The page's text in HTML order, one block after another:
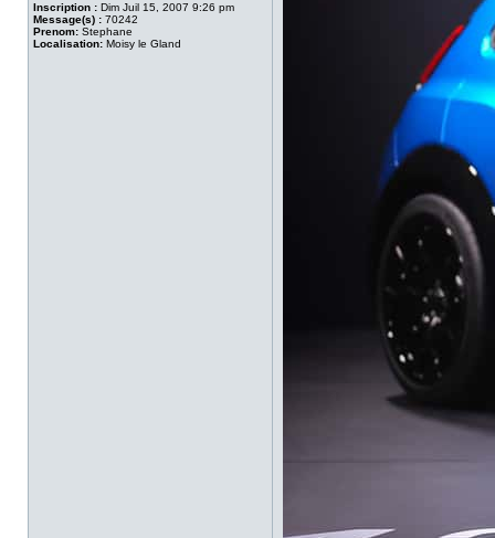
Inscription : Dim Juil 15, 2007 9:26 pm
Message(s) : 70242
Prenom: Stephane
Localisation: Moisy le Gland